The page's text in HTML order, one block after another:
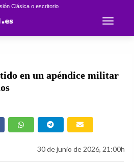
Clásica o escritorio
Toggle
en un apéndice militar
30 de junio de 2026, 21:00h